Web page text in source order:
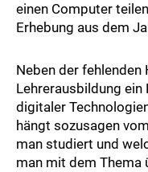
einen Computer
Erhebung aus dem
Neben der
Lehrerausbildung
digitaler
hängt sozusagen
man studiert und
man mit dem Thema